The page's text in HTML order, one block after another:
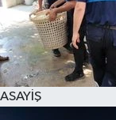
ASAYİŞ